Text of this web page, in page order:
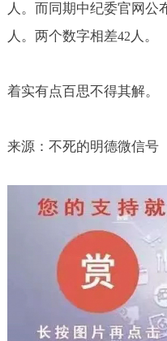
人。而同期中纪委官网公
人。两个数字相差42人。
着实有点百思不得其解。
来源：不死的明德微信号